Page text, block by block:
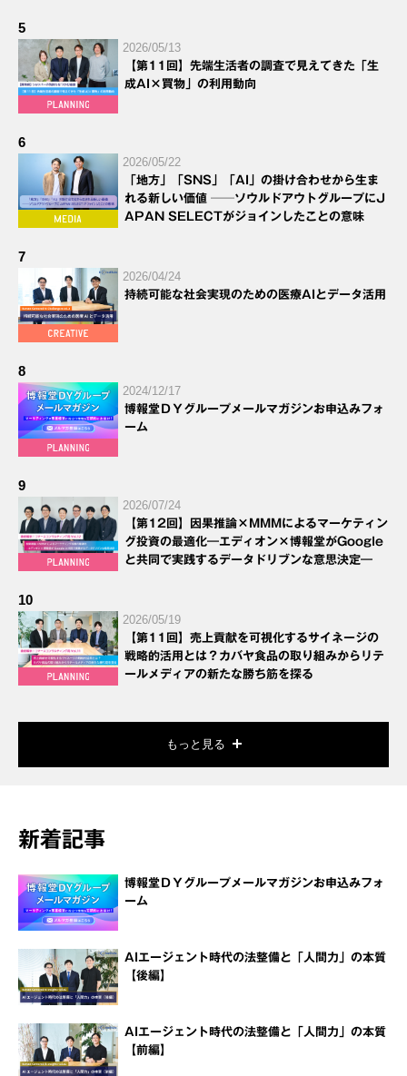
5
2026/05/13
【第11回】先端生活者の調査で見えてきた「生
成AI×買物」の利用動向
6
2026/05/22
「地方」「SNS」「AI」の掛け合わせから生ま
れる新しい価値 ──ソウルドアウトグループにJ
APAN SELECTがジョインしたことの意味
7
2026/04/24
持続可能な社会実現のための医療AIとデータ活用
8
2024/12/17
博報堂ＤＹグループメールマガジンお申込みフォ
ーム
9
2026/07/24
【第12回】因果推論×MMMによるマーケティン
グ投資の最適化―エディオン×博報堂がGoogle
と共同で実践するデータドリブンな意思決定―
10
2026/05/19
【第11回】売上貢献を可視化するサイネージの
戦略的活用とは？カバヤ食品の取り組みからリテ
ールメディアの新たな勝ち筋を探る
もっと見る
新着記事
博報堂ＤＹグループメールマガジンお申込みフォ
ーム
AIエージェント時代の法整備と「人間力」の本質
【後編】
AIエージェント時代の法整備と「人間力」の本質
【前編】